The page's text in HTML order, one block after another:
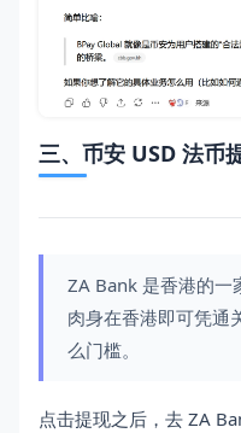
三、币安 USD 法币
ZA Bank 是香港的一
肉身在香港即可凭通
么门槛。
点击提现之后，去 ZA